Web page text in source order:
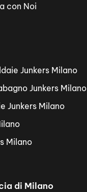
con Noi
Junkers Milano
Junkers Milano
Junkers Milano
Milano
di Milano